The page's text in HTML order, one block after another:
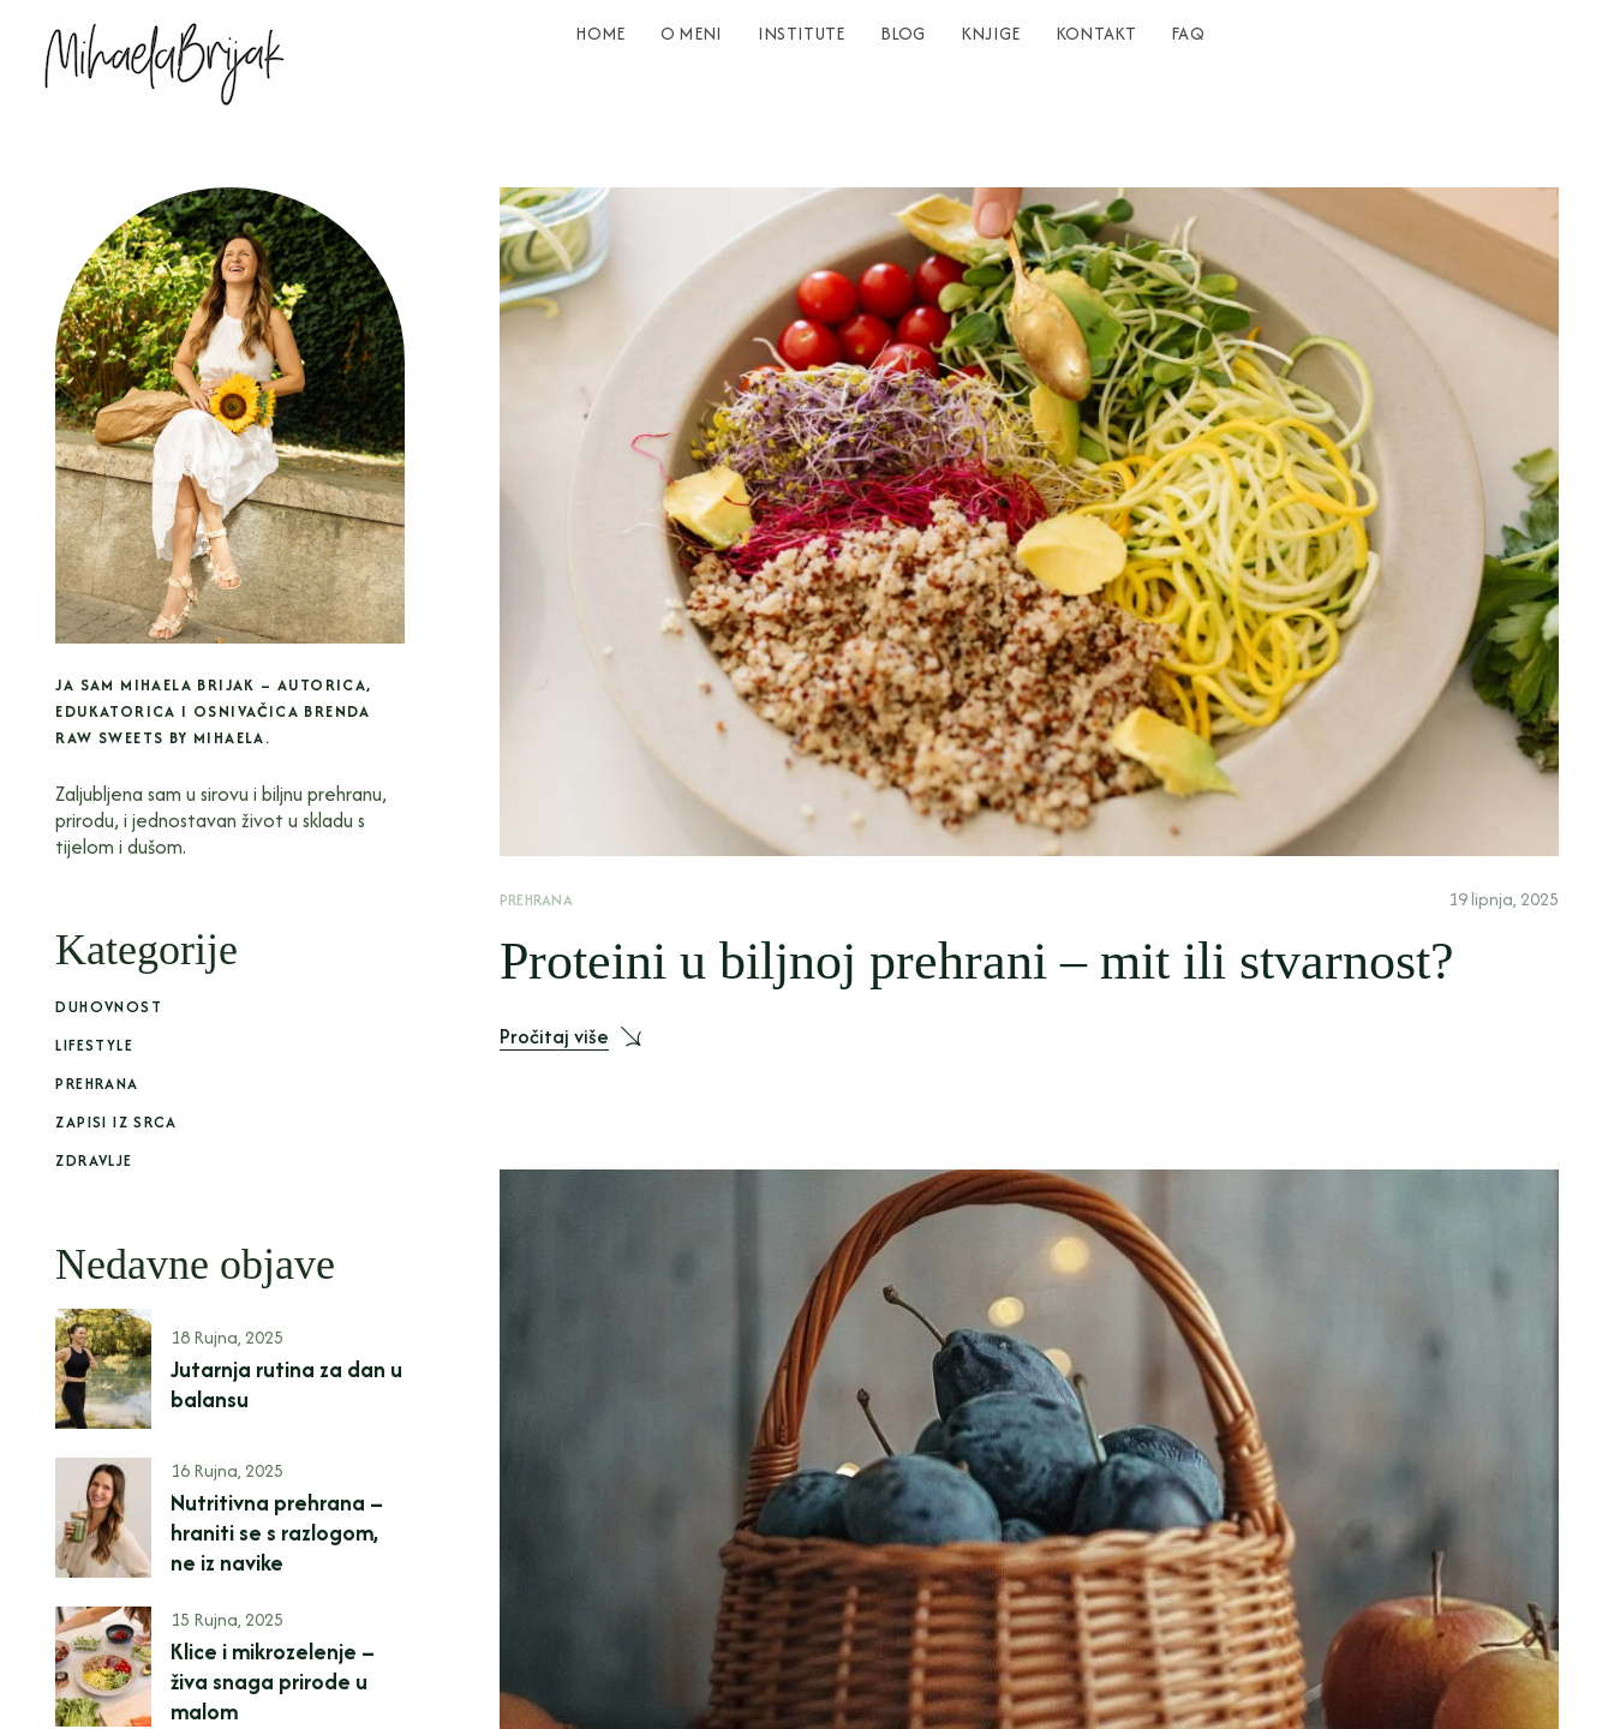
HOME O MENI INSTITUTE BLOG KNJIGE KONTAKT FAQ
JA SAM MIHAELA BRIJAK – AUTORICA,
EDUKATORICA I OSNIVAČICA BRENDA
RAW SWEETS BY MIHAELA.
Zaljubljena sam u sirovu i biljnu prehranu,
prirodu, i jednostavan život u skladu s
tijelom i dušom.
Kategorije
DUHOVNOST
LIFESTYLE
PREHRANA
ZAPISI IZ SRCA
ZDRAVLJE
Nedavne objave
18 Rujna, 2025
Jutarnja rutina za dan u
balansu
16 Rujna, 2025
Nutritivna prehrana –
hraniti se s razlogom,
ne iz navike
15 Rujna, 2025
Klice i mikrozelenje –
živa snaga prirode u
malom
PREHRANA 19 lipnja, 2025
Proteini u biljnoj prehrani – mit ili stvarnost?
Pročitaj više